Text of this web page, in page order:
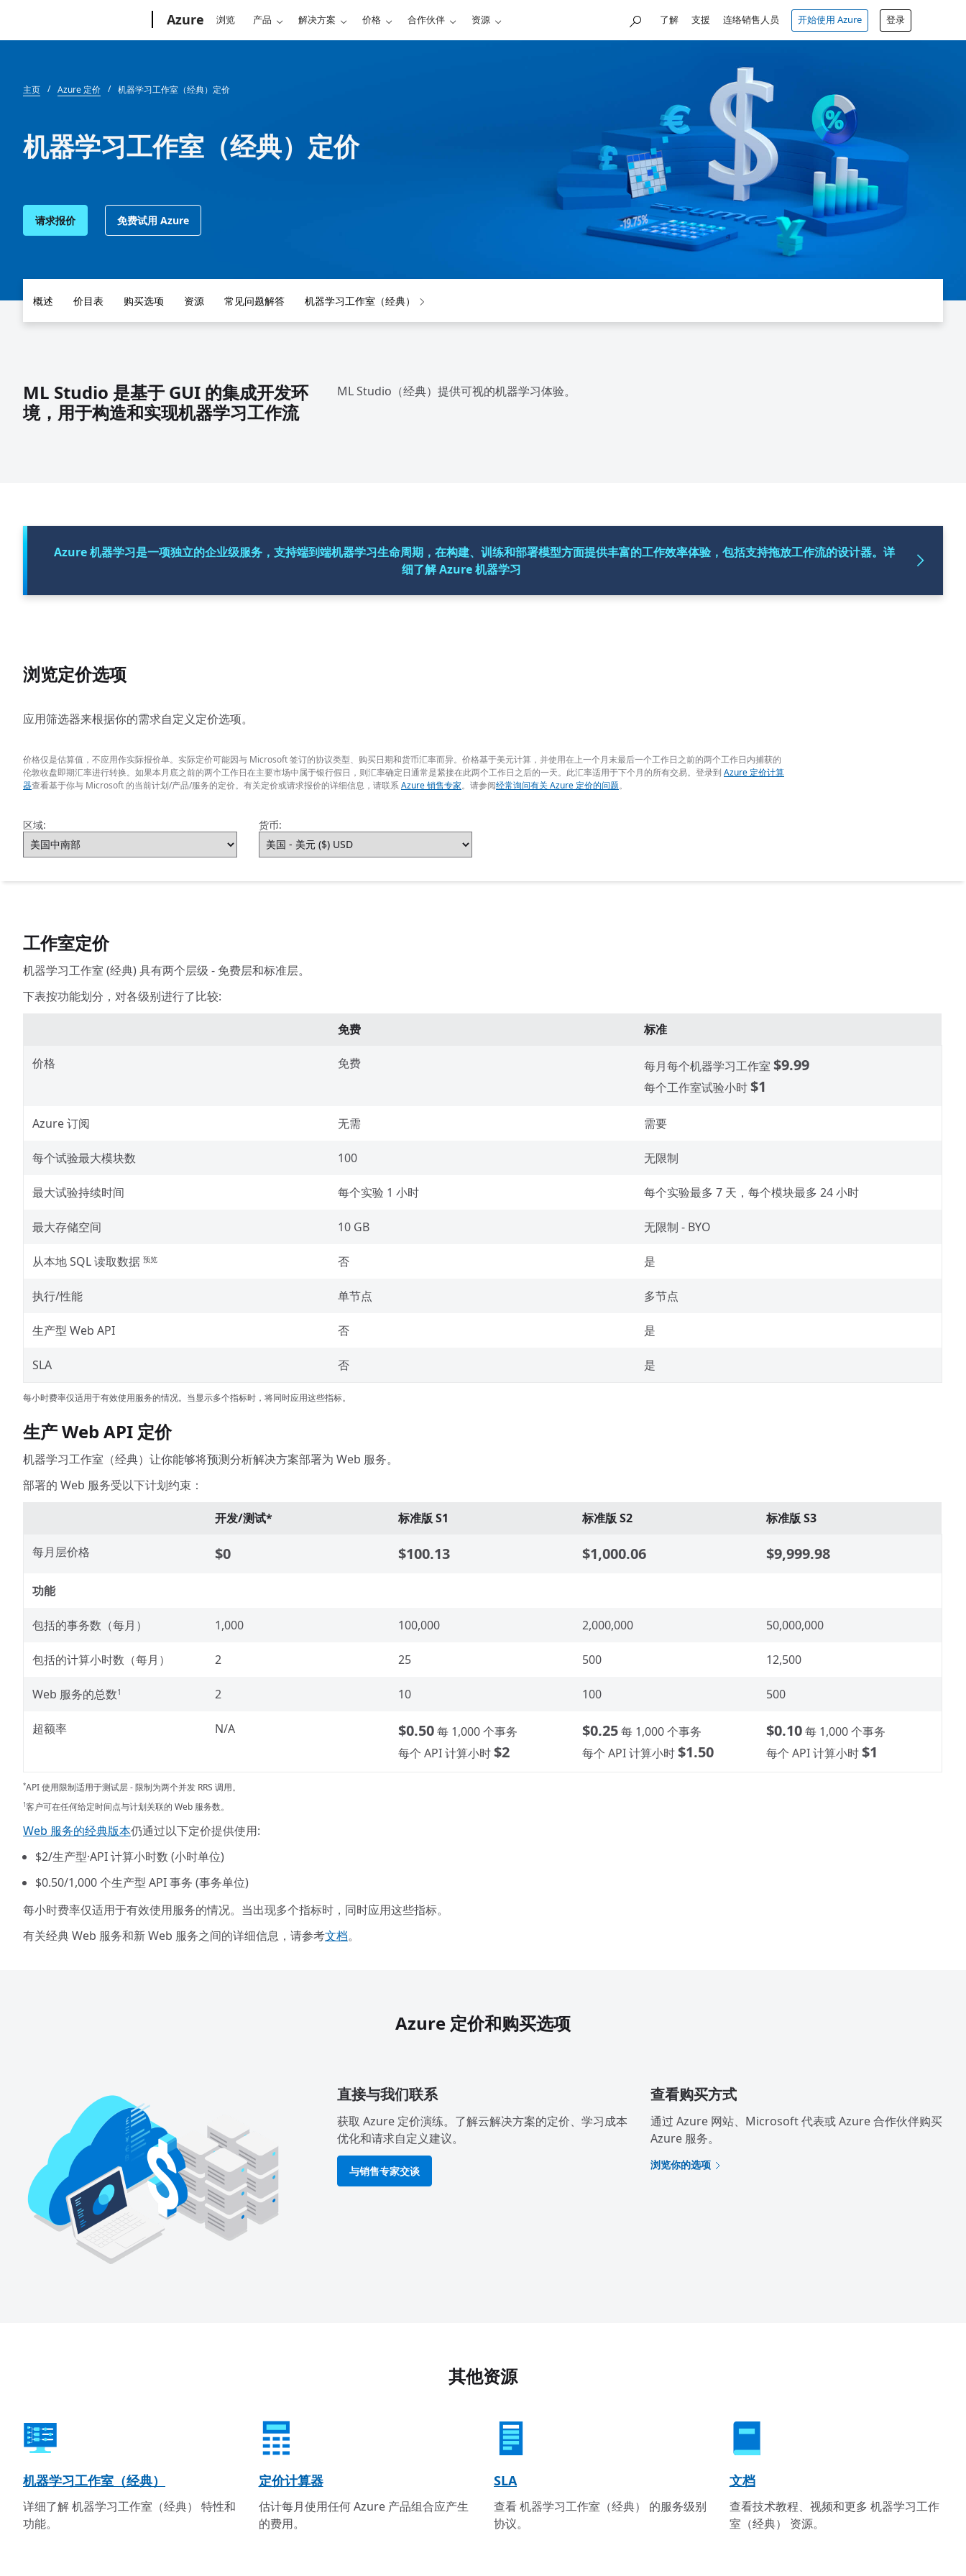
Azure 浏览 产品 解决方案 价格 合作伙伴 资源 了解 支援 连络销售人员 开始使用 Azure 登录
主页 Azure 定价 机器学习工作室（经典）定价
机器学习工作室（经典）定价
请求报价 免费试用 Azure
概述 价目表 购买选项 资源 常见问题解答 机器学习工作室（经典）
ML Studio 是基于 GUI 的集成开发环
境，用于构造和实现机器学习工作流
ML Studio（经典）提供可视的机器学习体验。
Azure 机器学习是一项独立的企业级服务，支持端到端机器学习生命周期，在构建、训练和部署模型方面提供丰富的工作效率体验，包括支持拖放工作流的设计器。详
细了解 Azure 机器学习
浏览定价选项
应用筛选器来根据你的需求自定义定价选项。
价格仅是估算值，不应用作实际报价单。实际定价可能因与 Microsoft 签订的协议类型、购买日期和货币汇率而异。价格基于美元计算，并使用在上一个月末最后一个工作日之前的两个工作日内捕获的
伦敦收盘即期汇率进行转换。如果本月底之前的两个工作日在主要市场中属于银行假日，则汇率确定日通常是紧接在此两个工作日之后的一天。此汇率适用于下个月的所有交易。登录到 Azure 定价计算
器查看基于你与 Microsoft 的当前计划/产品/服务的定价。有关定价或请求报价的详细信息，请联系Azure 销售专家。请参阅经常询问有关 Azure 定价的问题。
区域: 货币:
工作室定价
机器学习工作室 (经典) 具有两个层级 - 免费层和标准层。
下表按功能划分，对各级别进行了比较:
免费 标准
价格 免费 每月每个机器学习工作室 $9.99
每个工作室试验小时 $1
Azure 订阅 无需 需要
每个试验最大模块数 100 无限制
最大试验持续时间 每个实验 1 小时 每个实验最多 7 天，每个模块最多 24 小时
最大存储空间 10 GB 无限制 - BYO
从本地 SQL 读取数据 预览 否 是
执行/性能 单节点 多节点
生产型 Web API 否 是
SLA 否 是
每小时费率仅适用于有效使用服务的情况。当显示多个指标时，将同时应用这些指标。
生产 Web API 定价
机器学习工作室（经典）让你能够将预测分析解决方案部署为 Web 服务。
部署的 Web 服务受以下计划约束：
开发/测试* 标准版 S1 标准版 S2 标准版 S3
每月层价格 $0 $100.13 $1,000.06 $9,999.98
功能
包括的事务数（每月） 1,000 100,000 2,000,000 50,000,000
包括的计算小时数（每月） 2 25 500 12,500
Web 服务的总数1 2 10 100 500
超额率 N/A $0.50每 1,000 个事务
每个 API 计算小时 $2
$0.25每 1,000 个事务
每个 API 计算小时 $1.50
$0.10每 1,000 个事务
每个 API 计算小时 $1
*API 使用限制适用于测试层 - 限制为两个并发 RRS 调用。
1 客户可在任何给定时间点与计划关联的 Web 服务数。
Web 服务的经典版本仍通过以下定价提供使用:
$2/生产型·API 计算小时数 (小时单位)
$0.50/1,000 个生产型 API 事务 (事务单位)
每小时费率仅适用于有效使用服务的情况。当出现多个指标时，同时应用这些指标。
有关经典 Web 服务和新 Web 服务之间的详细信息，请参考文档。
Azure 定价和购买选项
直接与我们联系
获取 Azure 定价演练。了解云解决方案的定价、学习成本
优化和请求自定义建议。
与销售专家交谈
查看购买方式
通过 Azure 网站、Microsoft 代表或 Azure 合作伙伴购买
Azure 服务。
浏览你的选项
其他资源
机器学习工作室（经典）
详细了解 机器学习工作室（经典） 特性和
功能。
定价计算器
估计每月使用任何 Azure 产品组合应产生
的费用。
SLA
查看 机器学习工作室（经典） 的服务级别
协议。
文档
查看技术教程、视频和更多 机器学习工作
室（经典） 资源。